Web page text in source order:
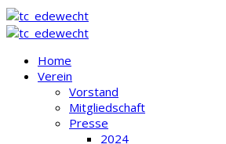
Home
Verein
Vorstand
Mitgliedschaft
Presse
2024